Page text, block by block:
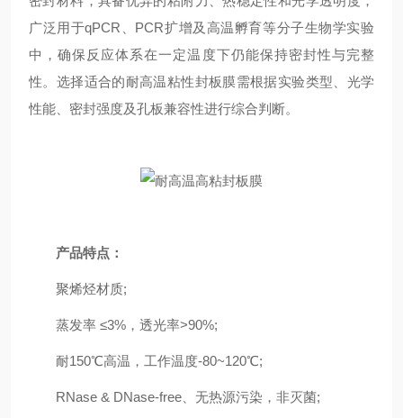
广泛用于qPCR、PCR扩增及高温孵育等分子生物学实验
中，确保反应体系在一定温度下仍能保持密封性与完整
性。选择适合的耐高温粘性封板膜需根据实验类型、光学
性能、密封强度及孔板兼容性进行综合判断‌。
产品特点：
聚烯烃材质;
蒸发率 ≤3%，透光率>90%;
耐150℃高温，工作温度-80~120℃;
RNase & DNase-free、无热源污染，非灭菌;